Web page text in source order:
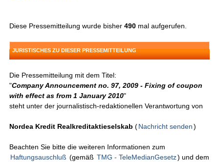
Diese Pressemitteilung wurde bisher490 mal aufgerufen.
JURISTISCHES ZU DIESER PRESSEMITTEILUNG
Die Pressemitteilung mit dem Titel:
"Company Announcement no. 97, 2009 - Fixing of coupon
with effect as from 1 January 2010"
steht unter der journalistisch-redaktionellen Verantwortung von
Nordea Kredit Realkreditaktieselskab (Nachricht senden )
Beachten Sie bitte die weiteren Informationen zum
Haftungsauschluß (gemäß TMG - TeleMedianGesetz) und dem